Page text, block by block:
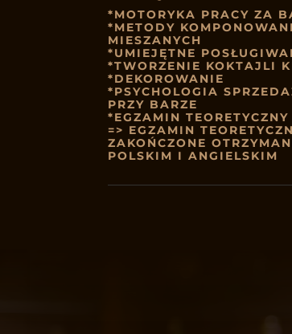
*MOTORYKA PRACY ZA
*METODY
MIESZANYCH
*UMIEJĘTNE
*TWORZENIE KOKTAJLI
*DEKOROWANIE
*PSYCHOLOGIA
PRZY BARZE
*EGZAMIN
=> EGZAMIN
ZAKOŃCZONE
POLSKIM I ANGIELSKIM